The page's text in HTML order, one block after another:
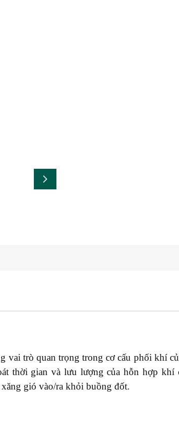
vai trò quan trọng trong cơ cấu phối khí
thời gian và lưu lượng của hỗn hợp
gió vào/ra khỏi buồng đốt.